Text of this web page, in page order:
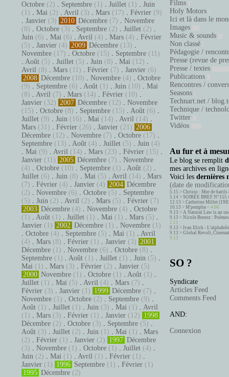
Octobre (2) . Septembre (1) . Juillet (1) . Juin
(1) . Mai (2) . Avril (3) . Mars (17) . Février (9)
. Janvier (3) 2010 Décembre (7) . Novembre
(8) . Octobre (3) . Septembre (2) . Juillet (2) .
Juin (6) . Mai (6) . Avril (4) . Mars (4) . Février
(5) . Janvier (4) 2009 Décembre (13) .
Novembre (17) . Octobre (15) . Septembre (11)
. Août (5) . Juillet (5) . Juin (8) . Mai (12) .
Avril (8) . Mars (11) . Février (7) . Janvier (6)
2008 Décembre (10) . Novembre (4) . Octobre
(9) . Septembre (6) . Août (1) . Juin (10) . Mai
(8) . Avril (7) . Mars (14) . Février (10) .
Janvier (32) 2007 Décembre (12) . Novembre
(15) . Octobre (8) . Septembre (15) . Août (6) .
Juillet (9) . Juin (16) . Mai (14) . Avril (14) .
Mars (31) . Février (26) . Janvier (21) 2006
Décembre (12) . Novembre (7) . Octobre (17) .
Septembre (13) . Août (4) . Juillet (5) . Juin (4)
. Mai (9) . Avril (14) . Mars (23) . Février (15) .
Janvier (11) 2005 Décembre (7) . Novembre
(4) . Octobre (10) . Septembre (1) . Août (2) .
Juillet (6) . Juin (8) . Mai (5) . Avril (14) . Mars
(7) . Février (4) . Janvier (4) 2004 Décembre
(2) . Novembre (6) . Octobre (5) . Septembre
(5) . Juin (2) . Avril (2) . Mars (5) . Février (7)
2003 Décembre (4) . Novembre (4) . Octobre
(1) . Août (1) . Juillet (1) . Mai (1) . Mars (5) .
Janvier (1) 2002 Décembre (1) . Novembre (1)
. Octobre (4) . Septembre (5) . Mai (1) . Avril
(4) . Mars (8) . Février (1) . Janvier (3) 2001
Décembre (1) . Novembre (6) . Octobre (8) .
Septembre (1) . Août (1) . Juillet (1) . Juin (5) .
Mai (1) . Mars (3) . Février (2) . Janvier (5)
2000 Novembre (1) . Octobre (1) . Août (1) .
Juillet (1) . Mai (5) . Avril (4) . Mars (7) .
Février (3) . Janvier (1) 1999 Décembre (7) .
Novembre (1) . Octobre (2) . Septembre (9) .
Août (1) . Juillet (1) . Juin (3) . Mai (1) . Avril
(1) . Mars (3) . Février (1) . Janvier (12) 1998
Décembre (2) . Octobre (3) . Septembre (5) .
Août (3) . Juillet (2) . Juin (1) . Mai (1) . Mars
(2) . Février (1) . Janvier (2) 1997 Décembre
(3) . Novembre (1) . Octobre (1) . Juillet (4) .
Juin (2) . Mai (1) . Avril (1) . Février (1) .
Janvier (1) 1996 Septembre (1) . Février (1)
1995 Décembre (2)
Films
Holy Motors
Ici et là dans le
Images
Music & sounds
Non classé
Pédagogie /
Presse (revue de
Presse / textes
Publications
Rencontres /
Seasons
Technart.net /
Technique /
Twitter
Vidéos
Au fur et à
Le blog se remplit
mes archives en
Voici les dernières
(date de
5.15 > Christo : Mur de barils
5.14 > SOIRÉE BREF
12.13 > Catherine Millet
10.13 > M'pempba < 4.06
9.13 > A Natural Law is an
9.13 > Nicole Brenez :
2.11
9.13 > Ivan Illich -
9.13 > Global Revolt,
9.13
SO ?
Syndicate
Articles Feed
Comments Feed
AND:
Connexion